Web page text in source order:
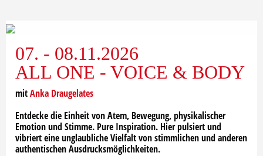
07. - 08.11.2026
ALL ONE - VOICE & BODY
mitAnka Draugelates
Entdecke die Einheit von Atem, Bewegung, physikalischer
Emotion und Stimme. Pure Inspiration. Hier pulsiert und
vibriert eine unglaubliche Vielfalt von stimmlichen und anderen
authentischen Ausdrucksmöglichkeiten.